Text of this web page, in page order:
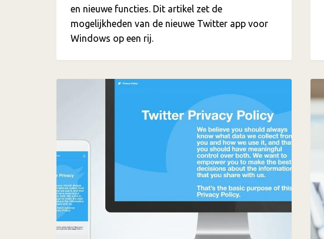
en nieuwe functies. Dit artikel zet de
mogelijkheden van de nieuwe Twitter app voor
Windows op een rij.